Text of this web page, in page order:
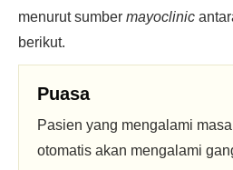
menurut sumber mayoclinic
berikut.
Puasa
Pasien yang mengalami
otomatis akan mengalami